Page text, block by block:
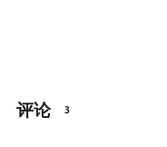
评论 3